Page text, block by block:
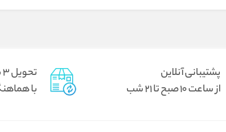
پشتیبانی آنلاین
از ساعت 10 صبح تا 21 شب
تحویل 3 ساعته برای تهران پیک
با